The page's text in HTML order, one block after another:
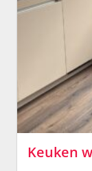
Keuken